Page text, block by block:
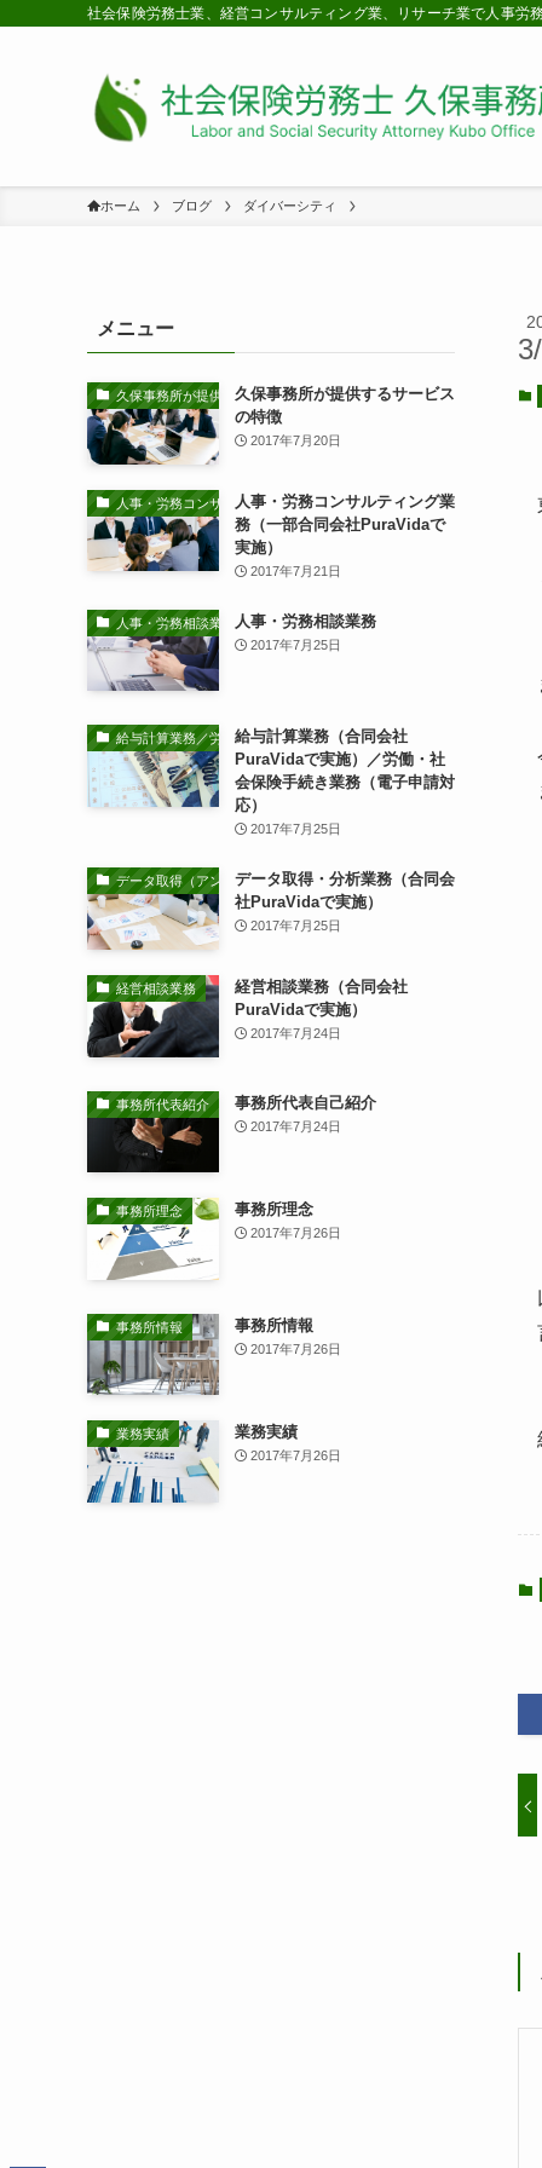
社会保険労務士業、経営コンサルティング業、リサーチ業で人事労
ホーム ブログ ダイバーシティ
メニュー
久保事務所が提供するサービスの特徴久保事務所が提供するサービス
の特徴
2017年7月20日
人事・労務コンサルティング業務人事・労務コンサルティング業
務（一部合同会社PuraVidaで
実施）
2017年7月21日
人事・労務相談業務 人事・労務相談業務
2017年7月25日
給与計算業務／労働・社会保険手続き業務
給与計算業務（合同会社
PuraVidaで実施）／労働・社
会保険手続き業務（電子申請対
応）
2017年7月25日
データ取得（アンケート調査等）・分析業務
データ取得・分析業務（合同会
社PuraVidaで実施）
2017年7月25日
経営相談業務
経営相談業務（合同会社
PuraVidaで実施）
2017年7月24日
事務所代表紹介 事務所代表自己紹介
2017年7月24日
事務所理念 事務所理念
2017年7月26日
事務所情報 事務所情報
2017年7月26日
業務実績 業務実績
2017年7月26日